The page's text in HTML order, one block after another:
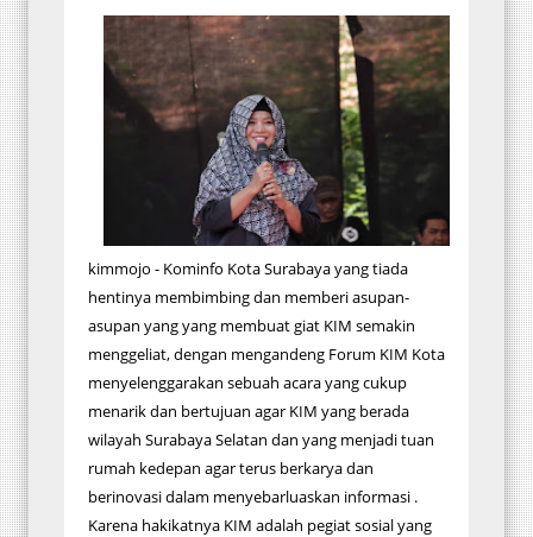
kimmojo - Kominfo Kota Surabaya yang tiada
hentinya membimbing dan memberi asupan-
asupan yang yang membuat giat KIM semakin
menggeliat, dengan mengandeng Forum KIM Kota
menyelenggarakan sebuah acara yang cukup
menarik dan bertujuan agar KIM yang berada
wilayah Surabaya Selatan dan yang menjadi tuan
rumah kedepan agar terus berkarya dan
berinovasi dalam menyebarluaskan informasi .
Karena hakikatnya KIM adalah pegiat sosial yang